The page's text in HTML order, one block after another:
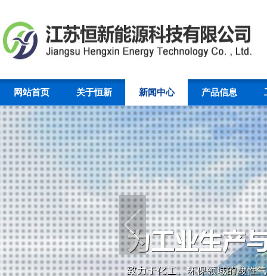
网站首页 关于恒新 新闻中心 产品信息